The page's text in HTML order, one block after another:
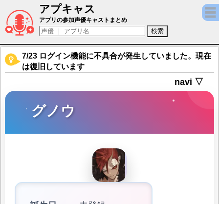
アプキャス
グノウ（声優：木村良平)【シン・クロニク
アプリの参加声優キャストまとめ
7/23 ログイン機能に不具合が発生していました。現在
は復旧しています
navi ▽
グノウ